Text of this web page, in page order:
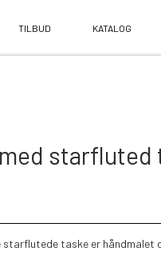
TILBUD KATALOG
starfluted
taske er håndmalet